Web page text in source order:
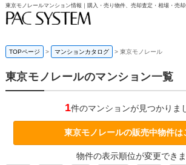
東京モノレールマンション情報｜購入・売り物件、売却査定・相場・売
TOPページ マンションカタログ 東京モノレール
東京モノレールのマンション一覧
1件のマンションが見つかりま
東京モノレールの販売中物件は
物件の表示順位が変更でき